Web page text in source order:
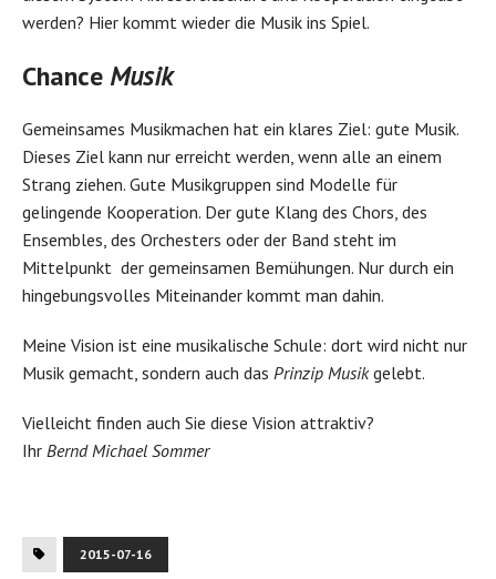
werden? Hier kommt wieder die Musik ins Spiel.
Chance Musik
Gemeinsames Musikmachen hat ein klares Ziel: gute Musik.
Dieses Ziel kann nur erreicht werden, wenn alle an einem
Strang ziehen. Gute Musikgruppen sind Modelle für
gelingende Kooperation. Der gute Klang des Chors, des
Ensembles, des Orchesters oder der Band steht im
Mittelpunkt der gemeinsamen Bemühungen. Nur durch ein
hingebungsvolles Miteinander kommt man dahin.
Meine Vision ist eine musikalische Schule: dort wird nicht nur
Musik gemacht, sondern auch das Prinzip Musikgelebt.
Vielleicht finden auch Sie diese Vision attraktiv?
Ihr Bernd Michael Sommer
2015-07-16